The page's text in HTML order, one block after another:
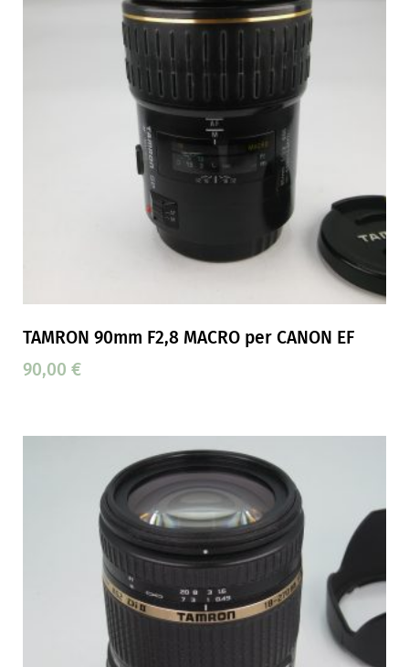
TAMRON 90mm F2,8 MACRO per CANON EF
90,00 €